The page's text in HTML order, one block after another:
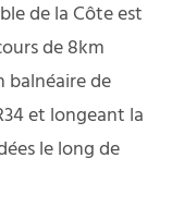
de la Côte est
de 8km
de
et longeant la
le long de